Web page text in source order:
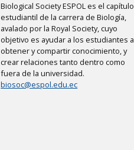
Biological Society ESPOL es el capítulo
estudiantil de la carrera de Biología,
avalado por la Royal Society, cuyo
objetivo es ayudar a los estudiantes a
obtener y compartir conocimiento, y
crear relaciones tanto dentro como
fuera de la universidad.
biosoc@espol.edu.ec